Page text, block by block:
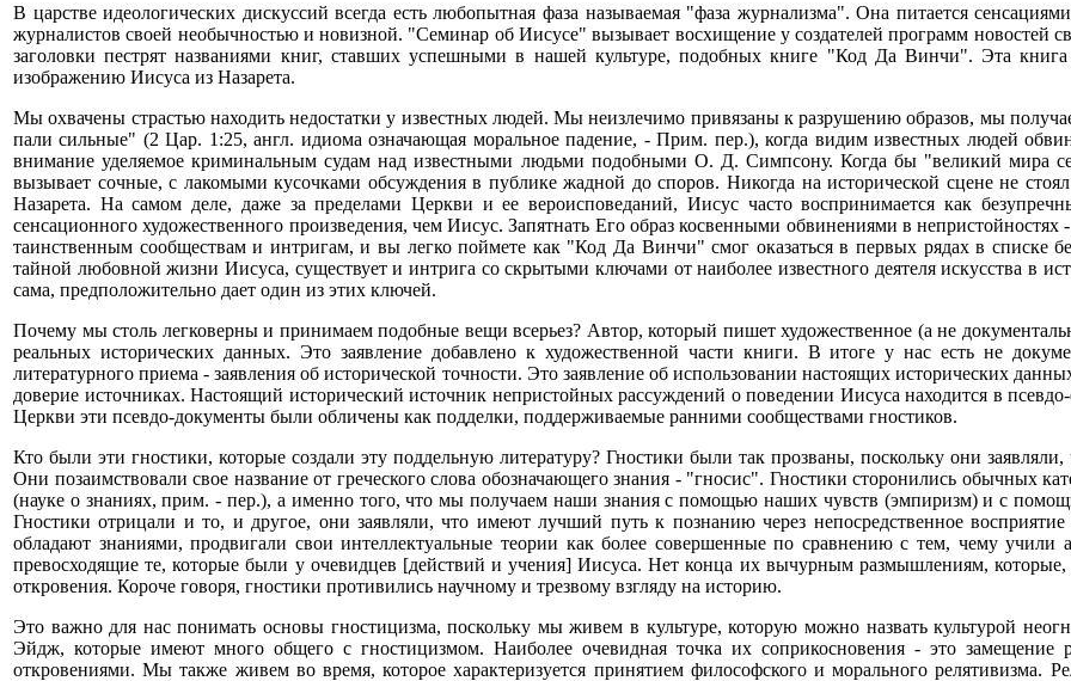
В царстве идеологических дискуссий всегда есть любопытная фаза называемая "фаза журнализма". Она питается
журналистов своей необычностью и новизной. "Семинар об Иисусе" вызывает восхищение у создателей программ новостей
заголовки пестрят названиями книг, ставших успешными в нашей культуре, подобных книге "Код Да Винчи". Эта
изображению Иисуса из Назарета.
Мы охвачены страстью находить недостатки у известных людей. Мы неизлечимо привязаны к разрушению образов, мы
пали сильные" (2 Цар. 1:25, англ. идиома означающая моральное падение, - Прим. пер.), когда видим известных людей
внимание уделяемое криминальным судам над известными людьми подобными О. Д. Симпсону. Когда бы "великий мира
вызывает сочные, с лакомыми кусочками обсуждения в публике жадной до споров. Никогда на исторической сцене не
Назарета. На самом деле, даже за пределами Церкви и ее вероисповеданий, Иисус часто воспринимается как
сенсационного художественного произведения, чем Иисус. Запятнать Его образ косвенными обвинениями в
таинственным сообществам и интригам, и вы легко поймете как "Код Да Винчи" смог оказаться в первых рядах в списке
тайной любовной жизни Иисуса, существует и интрига со скрытыми ключами от наиболее известного деятеля искусства в
сама, предположительно дает один из этих ключей.
Почему мы столь легковерны и принимаем подобные вещи всерьез? Автор, который пишет художественное (а не
реальных исторических данных. Это заявление добавлено к художественной части книги. В итоге у нас есть не
литературного приема - заявления об исторической точности. Это заявление об использовании настоящих исторических
доверие источниках. Настоящий исторический источник непристойных рассуждений о поведении Иисуса находится в
Церкви эти псевдо-документы были обличены как подделки, поддерживаемые ранними сообществами гностиков.
Кто были эти гностики, которые создали эту поддельную литературу? Гностики были так прозваны, поскольку они
Они позаимствовали свое название от греческого слова обозначающего знания - "гносис". Гностики сторонились обычных
(науке о знаниях, прим. - пер.), а именно того, что мы получаем наши знания с помощью наших чувств (эмпиризм) и с
Гностики отрицали и то, и другое, они заявляли, что имеют лучший путь к познанию через непосредственное
обладают знаниями, продвигали свои интеллектуальные теории как более совершенные по сравнению с тем, чему учили
превосходящие те, которые были у очевидцев [действий и учения] Иисуса. Нет конца их вычурным размышлениям, которые,
откровения. Короче говоря, гностики противились научному и трезвому взгляду на историю.
Это важно для нас понимать основы гностицизма, поскольку мы живем в культуре, которую можно назвать культурой
Эйдж, которые имеют много общего с гностицизмом. Наиболее очевидная точка их соприкосновения - это замещение
откровениями. Мы также живем во время, которое характеризуется принятием философского и морального